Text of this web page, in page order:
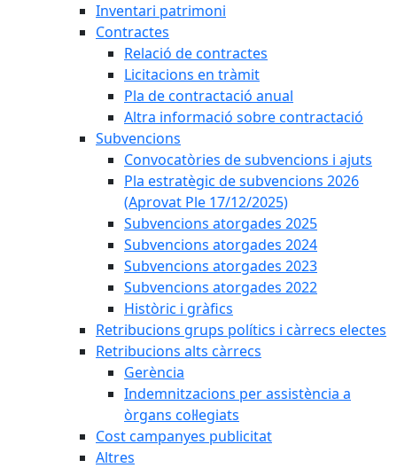
Inventari patrimoni
Contractes
Relació de contractes
Licitacions en tràmit
Pla de contractació anual
Altra informació sobre contractació
Subvencions
Convocatòries de subvencions i ajuts
Pla estratègic de subvencions 2026
(Aprovat Ple 17/12/2025)
Subvencions atorgades 2025
Subvencions atorgades 2024
Subvencions atorgades 2023
Subvencions atorgades 2022
Històric i gràfics
Retribucions grups polítics i càrrecs electes
Retribucions alts càrrecs
Gerència
Indemnitzacions per assistència a
òrgans col·legiats
Cost campanyes publicitat
Altres